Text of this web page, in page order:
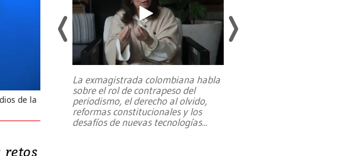
de la
retos
de
La exmagistrada colombiana habla
sobre el rol de contrapeso del
periodismo, el derecho al olvido,
reformas constitucionales y los
desafíos de nuevas tecnologías...